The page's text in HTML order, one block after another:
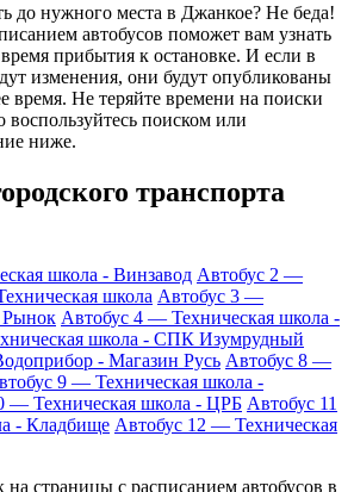
до нужного места в Джанкое? Не беда!
автобусов поможет вам узнать
прибытия к остановке. И если в
изменения, они будут опубликованы
время. Не теряйте времени на поиски
поиском или
ниже.
транспорта
школа - Винзавод Автобус 2 —
школа Автобус 3 —
Рынок Автобус 4 — Техническая школа -
школа - СПК Изумрудный
- Магазин Русь Автобус 8 —
9 — Техническая школа -
— Техническая школа - ЦРБ Автобус 11
- Кладбище Автобус 12 — Техническая
страницы с расписанием автобусов в